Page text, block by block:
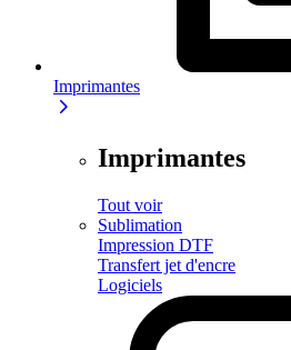
Imprimantes
Imprimantes
Tout voir
Sublimation
Impression DTF
Transfert jet d'encre
Logiciels